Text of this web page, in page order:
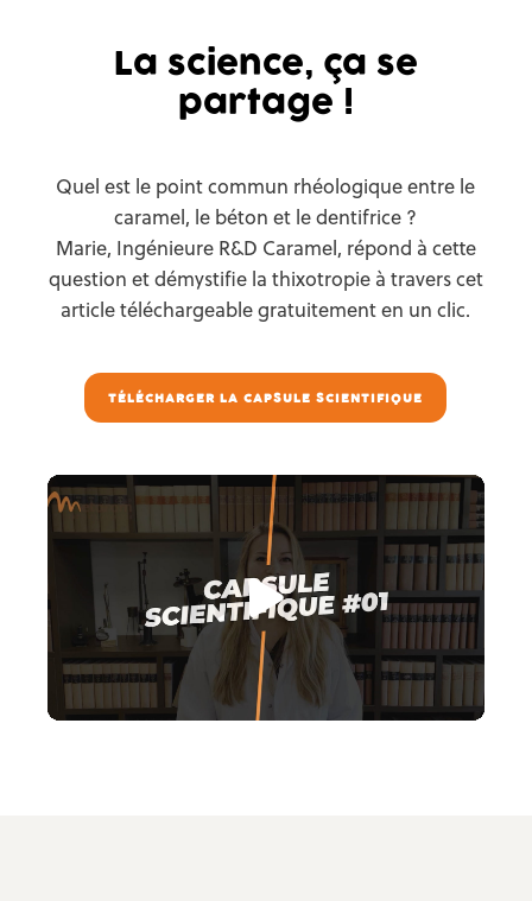
La science, ça se
partage !
Quel est le point commun rhéologique entre le
caramel, le béton et le dentifrice ?
Marie, Ingénieure R&D Caramel, répond à cette
question et démystifie la thixotropie à travers cet
article téléchargeable gratuitement en un clic.
TÉLÉCHARGER LA CAPSULE SCIENTIFIQUE